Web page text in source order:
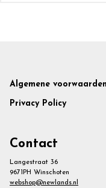
Footer
Algemene voorwaarden
Privacy Policy
Contact
Langestraat 36
9671PH Winschoten
webshop@newlands.nl